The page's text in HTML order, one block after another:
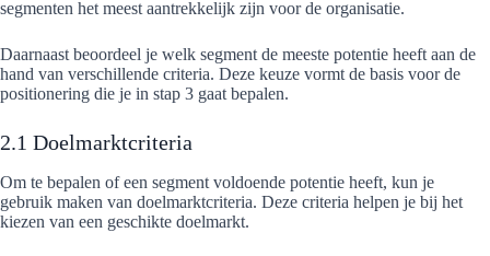
segmenten het meest aantrekkelijk zijn voor de organisatie.
Daarnaast beoordeel je welk segment de meeste potentie heeft aan de
hand van verschillende criteria. Deze keuze vormt de basis voor de
positionering die je in stap 3 gaat bepalen.
2.1 Doelmarktcriteria
Om te bepalen of een segment voldoende potentie heeft, kun je
gebruik maken van doelmarktcriteria. Deze criteria helpen je bij het
kiezen van een geschikte doelmarkt.